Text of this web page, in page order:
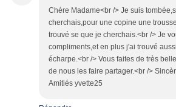
Chére Madame<br /> Je suis
cherchais,pour une copine une
trouvé se que je cherchais.<br /> Je
compliments,et en plus j'ai trouvé
écharpe.<br /> Vous faites de très
de nous les faire partager.<br />
Amitiés yvette25